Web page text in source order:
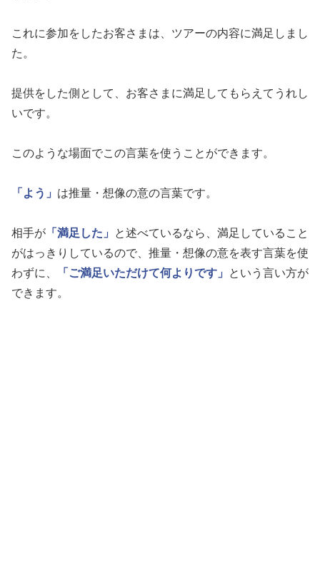
これに参加をしたお客さまは、ツアーの内容に満足しまし
た。
提供をした側として、お客さまに満足してもらえてうれし
いです。
このような場面でこの言葉を使うことができます。
「よう」 は推量・想像の意の言葉です。
相手が 「満足した」
と述べているなら、満足していること
がはっきりしているので、推量・想像の意を表す言葉を使
わずに、
「ご満足いただけて何よりです」
という言い方が
できます。